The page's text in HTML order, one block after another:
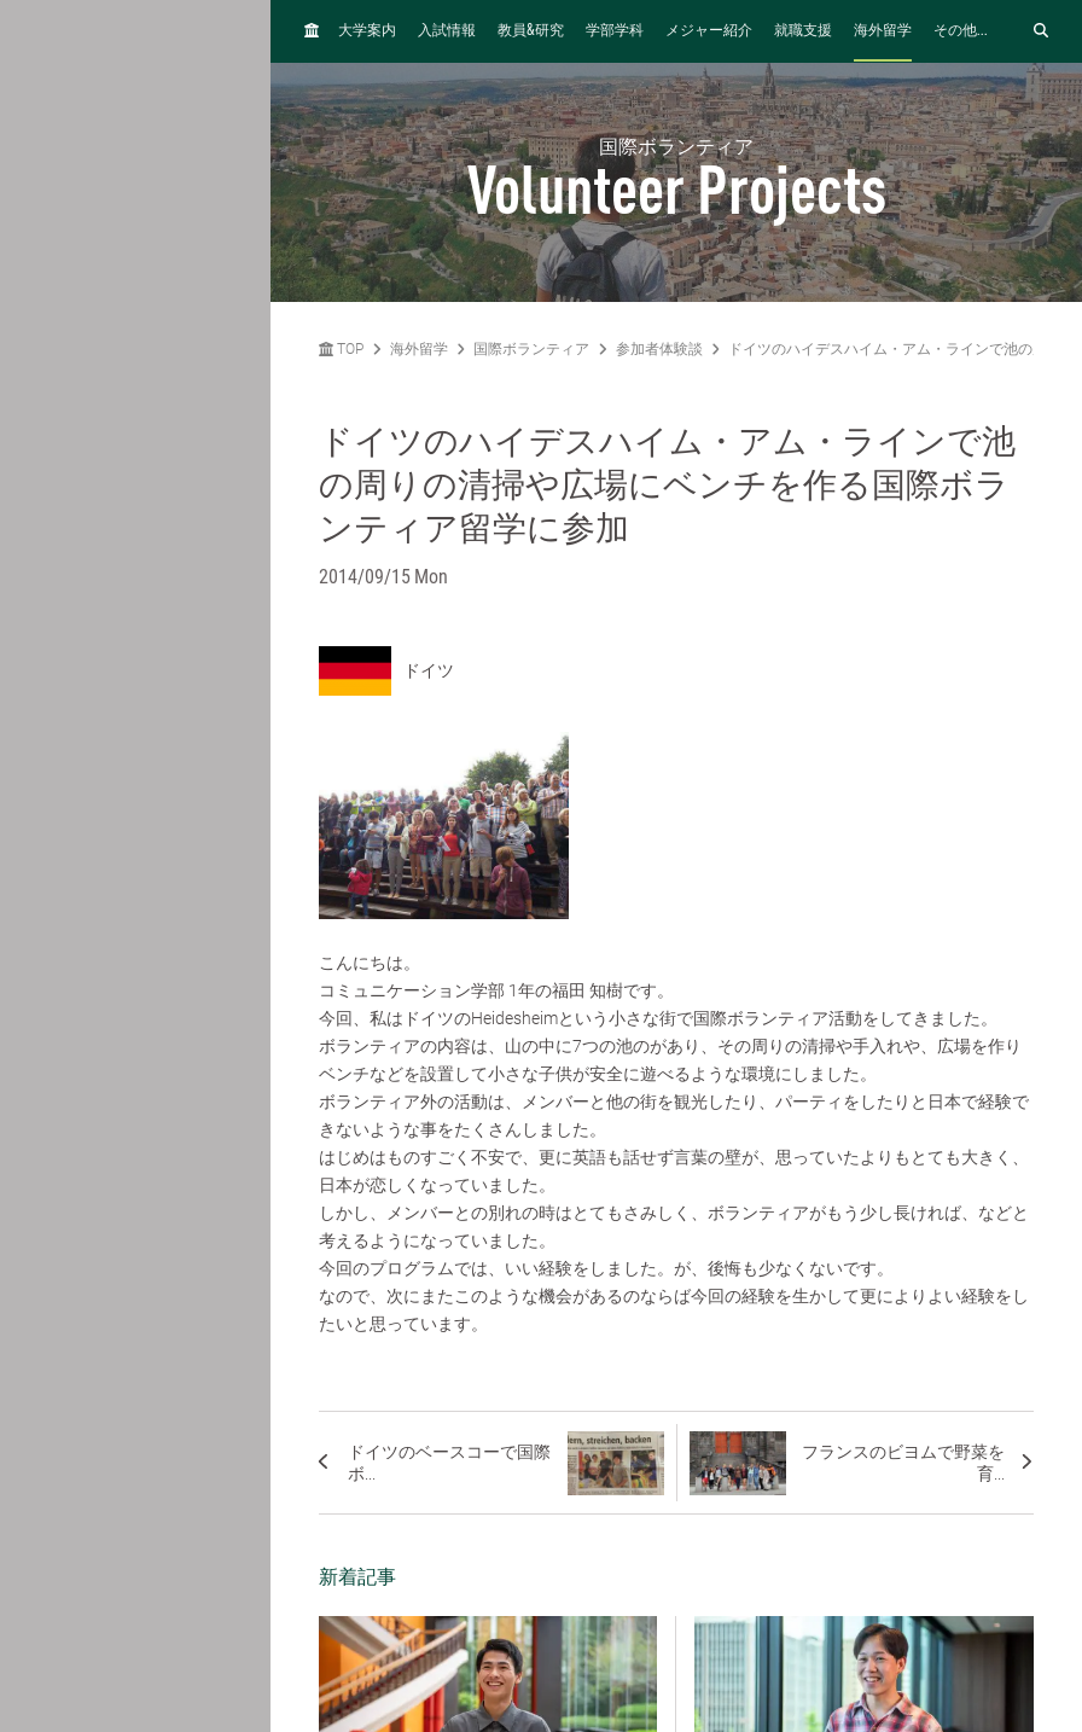
H
E
大学案内 入試情報 教員&研究 学部学科 メジャー紹介 就職支援 海外留学 その他...
国際ボランティア
Volunteer Projects
TOP 海外留学 国際ボランティア 参加者体験談 ドイツのハイデスハイム・アム・ラインで池の周り
ドイツのハイデスハイム・アム・ラインで池
の周りの清掃や広場にベンチを作る国際ボラ
ンティア留学に参加
2014/09/15 Mon
ドイツ
こんにちは。
コミュニケーション学部 1年の福田 知樹です。
今回、私はドイツのHeidesheimという小さな街で国際ボランティア活動をしてきました。
ボランティアの内容は、山の中に7つの池のがあり、その周りの清掃や手入れや、広場を作り
ベンチなどを設置して小さな子供が安全に遊べるような環境にしました。
ボランティア外の活動は、メンバーと他の街を観光したり、パーティをしたりと日本で経験で
きないような事をたくさんしました。
はじめはものすごく不安で、更に英語も話せず言葉の壁が、思っていたよりもとても大きく、
日本が恋しくなっていました。
しかし、メンバーとの別れの時はとてもさみしく、ボランティアがもう少し長ければ、などと
考えるようになっていました。
今回のプログラムでは、いい経験をしました。が、後悔も少なくないです。
なので、次にまたこのような機会があるのならば今回の経験を生かして更によりよい経験をし
たいと思っています。
ドイツのベースコーで国際
ボ...
フランスのビヨムで野菜を
育...
新着記事